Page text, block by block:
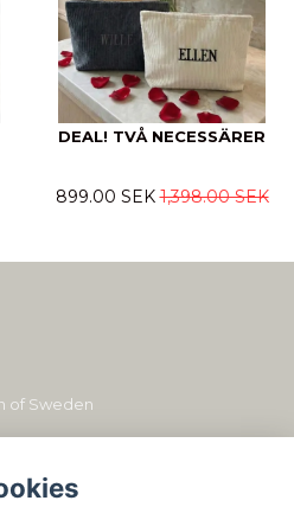
DEAL! TVÅ NECESSÄRER
899.00 SEK1,398.00 SEK
of Sweden
(org.nr: 559153-0901). Du kan